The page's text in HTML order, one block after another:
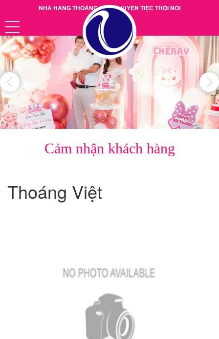
NHÀ HÀNG THOÁNG VIỆT CHUYÊN TIỆC THÔI NÔI
Hotline: 0901.38.39.40
Cảm nhận khách hàng
Thoáng Việt